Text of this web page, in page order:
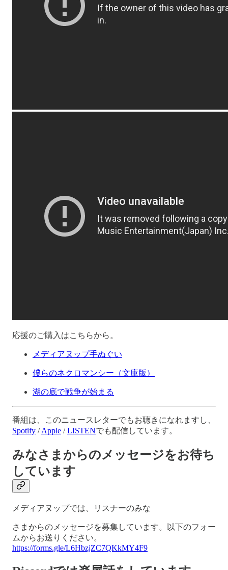
応援のご購入はこちらから。
メディアヌップ手ぬぐい
僕らのネクロマンシー（文庫版）
湖の底で戦争が始まる
番組は、このニュースレターでもお聴きになれますし、
Spotify /Apple /LISTENでも配信しています。
みなさまからのメッセージをお待ち
しています
メディアヌップでは、リスナーのみな
さまからのメッセージを募集しています。以下のフォー
ムからお送りください。
https://forms.gle/L6HbzjZC7QKkMY4F9